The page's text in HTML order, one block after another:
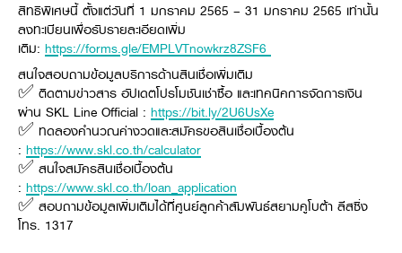
สิทธิพิเศษนี้ ตั้งแต่วันที่ 1 มกราคม 2565 – 31 มกราคม 2565 เท่านั้น
ลงทะเบียนเพื่อรับรายละเอียดเพิ่ม
เติม: https://forms.gle/EMPLVTnowkrz8ZSF6
สนใจสอบถามข้อมูลบริการด้านสินเชื่อเพิ่มเติม
✅ ติดตามข่าวสาร อัปเดตโปรโมชันเช่าซื้อ และเทคนิคการจัดการเงิน
ผ่าน SKL Line Official : https://bit.ly/2U6UsXe
✅ ทดลองคำนวณค่างวดและสมัครขอสินเชื่อเบื้องต้น
: https://www.skl.co.th/calculator
✅ สนใจสมัครสินเชื่อเบื้องต้น
: https://www.skl.co.th/loan_application
✅ สอบถามข้อมูลเพิ่มเติมได้ที่ศูนย์ลูกค้าสัมพันธ์สยามคูโบต้า ลีสซิ่ง
โทร. 1317